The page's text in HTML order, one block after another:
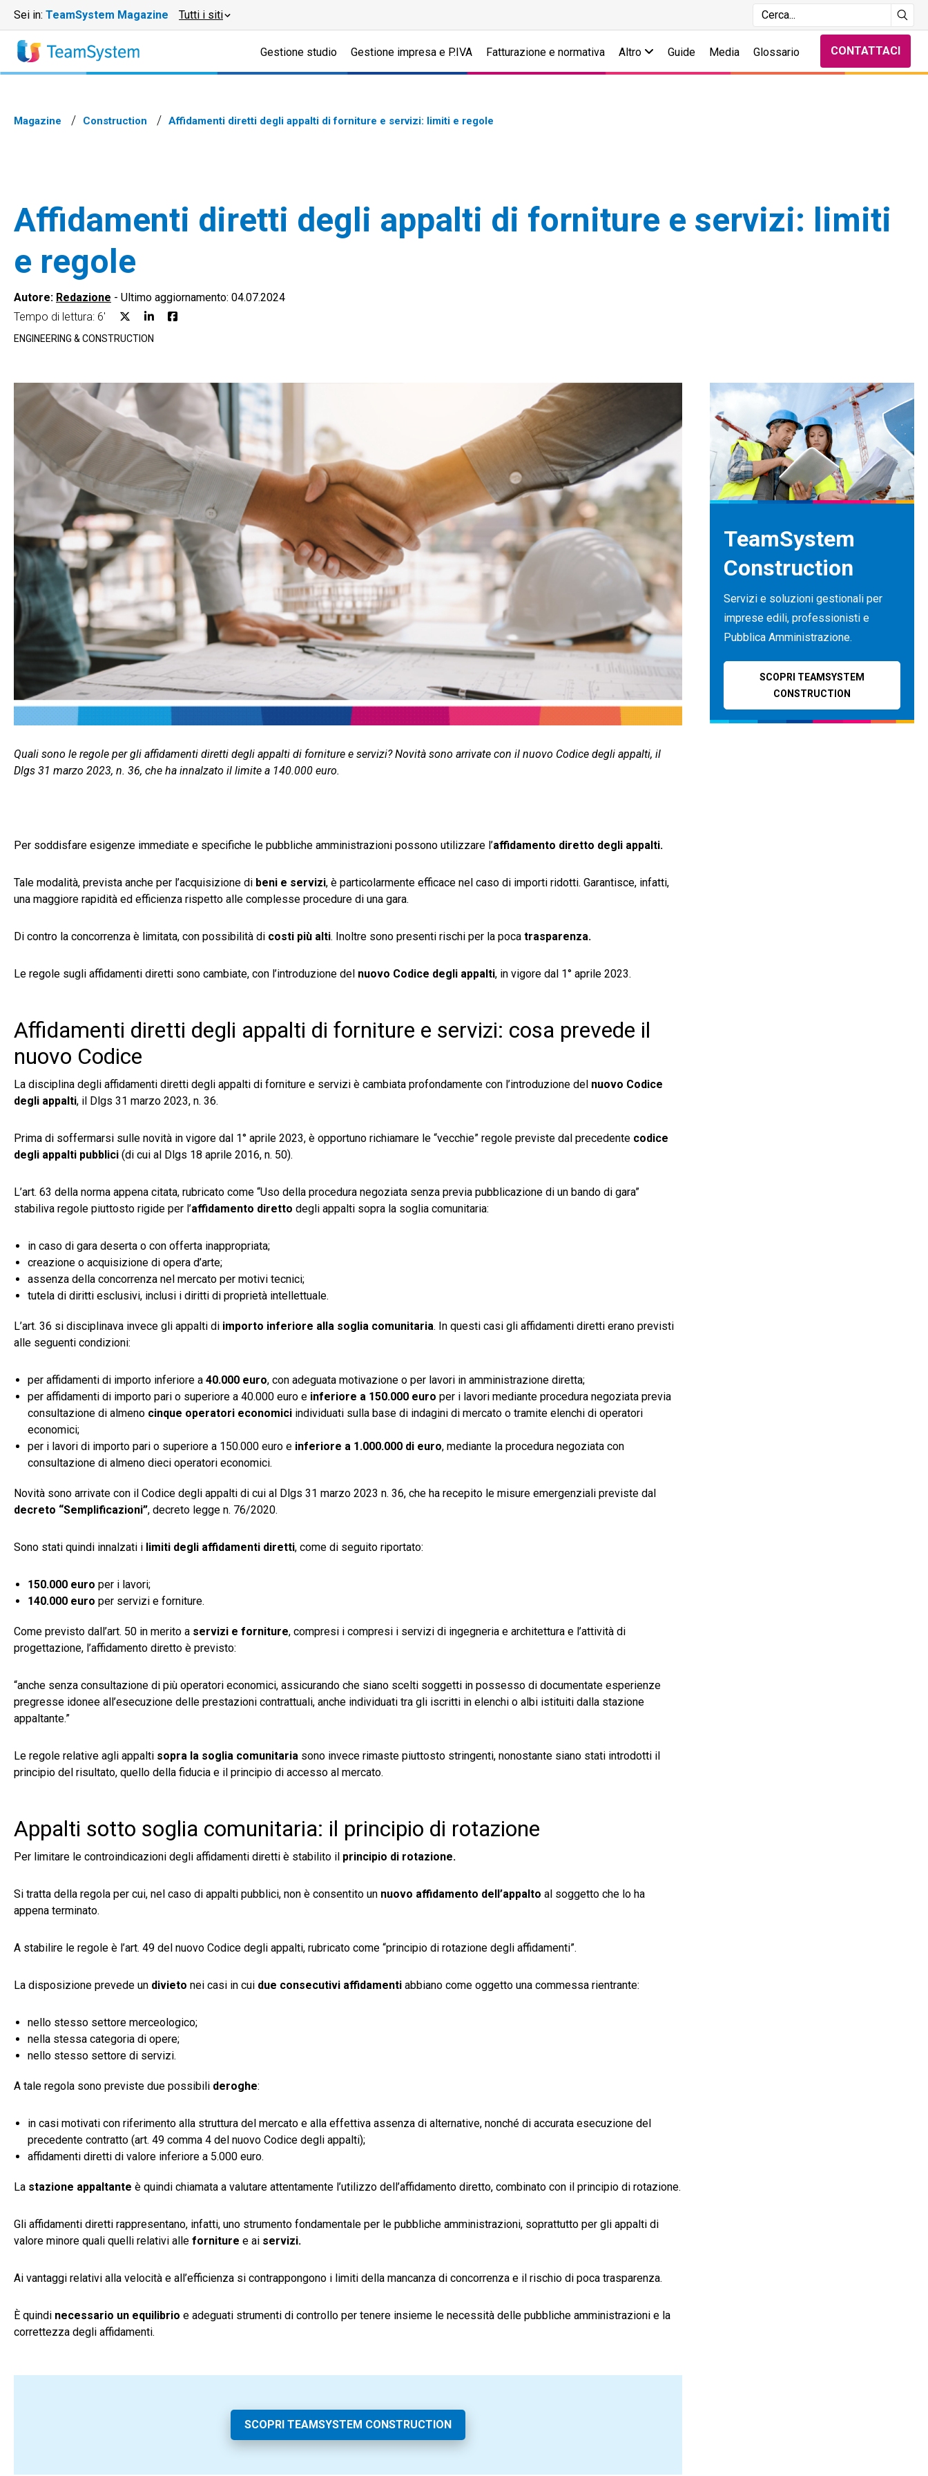
Sei in: TeamSystem Magazine Tutti i siti
Gestione studio Gestione impresa e P.IVA Fatturazione e normativa Altro Guide Media Glossario CONTATTACI
Magazine Construction Affidamenti diretti degli appalti di forniture e servizi: limiti e regole
Affidamenti diretti degli appalti di forniture e servizi: limiti
e regole
Autore: Redazione - Ultimo aggiornamento: 04.07.2024
Tempo di lettura: 6'
ENGINEERING & CONSTRUCTION
Quali sono le regole per gli affidamenti diretti degli appalti di forniture e servizi? Novità sono arrivate con il nuovo Codice degli appalti, il
Dlgs 31 marzo 2023, n. 36, che ha innalzato il limite a 140.000 euro.
Per soddisfare esigenze immediate e specifiche le pubbliche amministrazioni possono utilizzare l’affidamento diretto degli appalti.
Tale modalità, prevista anche per l’acquisizione di beni e servizi, è particolarmente efficace nel caso di importi ridotti. Garantisce, infatti,
una maggiore rapidità ed efficienza rispetto alle complesse procedure di una gara.
Di contro la concorrenza è limitata, con possibilità di costi più alti. Inoltre sono presenti rischi per la poca trasparenza.
Le regole sugli affidamenti diretti sono cambiate, con l’introduzione del nuovo Codice degli appalti, in vigore dal 1° aprile 2023.
Affidamenti diretti degli appalti di forniture e servizi: cosa prevede il
nuovo Codice
La disciplina degli affidamenti diretti degli appalti di forniture e servizi è cambiata profondamente con l’introduzione del nuovo Codice
degli appalti, il Dlgs 31 marzo 2023, n. 36.
Prima di soffermarsi sulle novità in vigore dal 1° aprile 2023, è opportuno richiamare le “vecchie” regole previste dal precedente codice
degli appalti pubblici (di cui al Dlgs 18 aprile 2016, n. 50).
L’art. 63 della norma appena citata, rubricato come “Uso della procedura negoziata senza previa pubblicazione di un bando di gara”
stabiliva regole piuttosto rigide per l’affidamento diretto degli appalti sopra la soglia comunitaria:
in caso di gara deserta o con offerta inappropriata;
creazione o acquisizione di opera d’arte;
assenza della concorrenza nel mercato per motivi tecnici;
tutela di diritti esclusivi, inclusi i diritti di proprietà intellettuale.
L’art. 36 si disciplinava invece gli appalti di importo inferiore alla soglia comunitaria. In questi casi gli affidamenti diretti erano previsti
alle seguenti condizioni:
per affidamenti di importo inferiore a 40.000 euro, con adeguata motivazione o per lavori in amministrazione diretta;
per affidamenti di importo pari o superiore a 40.000 euro e inferiore a 150.000 euro per i lavori mediante procedura negoziata previa
consultazione di almeno cinque operatori economici individuati sulla base di indagini di mercato o tramite elenchi di operatori
economici;
per i lavori di importo pari o superiore a 150.000 euro e inferiore a 1.000.000 di euro, mediante la procedura negoziata con
consultazione di almeno dieci operatori economici.
Novità sono arrivate con il Codice degli appalti di cui al Dlgs 31 marzo 2023 n. 36, che ha recepito le misure emergenziali previste dal
decreto “Semplificazioni”, decreto legge n. 76/2020.
Sono stati quindi innalzati i limiti degli affidamenti diretti, come di seguito riportato:
150.000 euro per i lavori;
140.000 euro per servizi e forniture.
Come previsto dall’art. 50 in merito a servizi e forniture, compresi i compresi i servizi di ingegneria e architettura e l’attività di
progettazione, l’affidamento diretto è previsto:
“anche senza consultazione di più operatori economici, assicurando che siano scelti soggetti in possesso di documentate esperienze
pregresse idonee all’esecuzione delle prestazioni contrattuali, anche individuati tra gli iscritti in elenchi o albi istituiti dalla stazione
appaltante.”
Le regole relative agli appalti sopra la soglia comunitaria sono invece rimaste piuttosto stringenti, nonostante siano stati introdotti il
principio del risultato, quello della fiducia e il principio di accesso al mercato.
Appalti sotto soglia comunitaria: il principio di rotazione
Per limitare le controindicazioni degli affidamenti diretti è stabilito il principio di rotazione.
Si tratta della regola per cui, nel caso di appalti pubblici, non è consentito un nuovo affidamento dell’appalto al soggetto che lo ha
appena terminato.
A stabilire le regole è l’art. 49 del nuovo Codice degli appalti, rubricato come “principio di rotazione degli affidamenti”.
La disposizione prevede un divieto nei casi in cui due consecutivi affidamenti abbiano come oggetto una commessa rientrante:
nello stesso settore merceologico;
nella stessa categoria di opere;
nello stesso settore di servizi.
A tale regola sono previste due possibili deroghe:
in casi motivati con riferimento alla struttura del mercato e alla effettiva assenza di alternative, nonché di accurata esecuzione del
precedente contratto (art. 49 comma 4 del nuovo Codice degli appalti);
affidamenti diretti di valore inferiore a 5.000 euro.
La stazione appaltante è quindi chiamata a valutare attentamente l’utilizzo dell’affidamento diretto, combinato con il principio di rotazione.
Gli affidamenti diretti rappresentano, infatti, uno strumento fondamentale per le pubbliche amministrazioni, soprattutto per gli appalti di
valore minore quali quelli relativi alle forniture e ai servizi.
Ai vantaggi relativi alla velocità e all’efficienza si contrappongono i limiti della mancanza di concorrenza e il rischio di poca trasparenza.
È quindi necessario un equilibrio e adeguati strumenti di controllo per tenere insieme le necessità delle pubbliche amministrazioni e la
correttezza degli affidamenti.
SCOPRI TEAMSYSTEM CONSTRUCTION
TeamSystem
Construction
Servizi e soluzioni gestionali per
imprese edili, professionisti e
Pubblica Amministrazione.
SCOPRI TEAMSYSTEM
CONSTRUCTION